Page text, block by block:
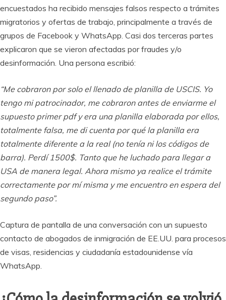
encuestados ha recibido mensajes falsos respecto a trámites
migratorios y ofertas de trabajo, principalmente a través de
grupos de Facebook y WhatsApp. Casi dos terceras partes
explicaron que se vieron afectadas por fraudes y/o
desinformación. Una persona escribió:
“Me cobraron por solo el llenado de planilla de USCIS. Yo
tengo mi patrocinador, me cobraron antes de enviarme el
supuesto primer pdf y era una planilla elaborada por ellos,
totalmente falsa, me di cuenta por qué la planilla era
totalmente diferente a la real (no tenía ni los códigos de
barra). Perdí 1500$. Tanto que he luchado para llegar a
USA de manera legal. Ahora mismo ya realice el trámite
correctamente por mí misma y me encuentro en espera del
segundo paso”.
Captura de pantalla de una conversación con un supuesto
contacto de abogados de inmigración de EE.UU. para procesos
de visas, residencias y ciudadanía estadounidense vía
WhatsApp.